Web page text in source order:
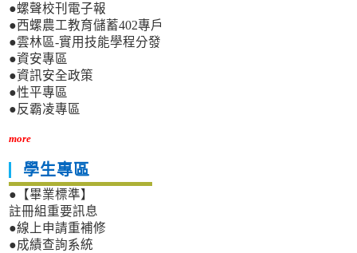
●螺聲校刊電子報
●西螺農工教育儲蓄402專戶
●雲林區-實用技能學程分發
●資安專區
●資訊安全政策
●性平專區
●反霸凌專區
more
學生專區
●【畢業標準】
註冊組重要訊息
●線上申請重補修
●成績查詢系統